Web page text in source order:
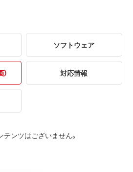
ソフトウェア
対応情報
テンツはございません。